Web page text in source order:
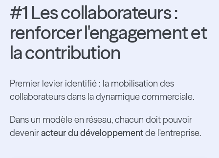
#1 Les collaborateurs :
renforcer l'engagement et
la contribution
Premier levier identifié : la mobilisation des
collaborateurs dans la dynamique commerciale.
Dans un modèle en réseau, chacun doit pouvoir
deveniracteur du développementde l'entreprise.